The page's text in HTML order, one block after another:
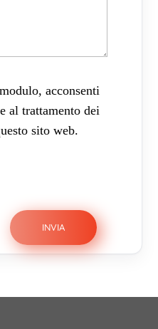
acconsenti
al trattamento dei
sito web.